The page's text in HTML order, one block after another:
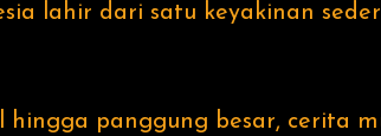
lahir dari satu keyakinan
hingga panggung besar, cerita